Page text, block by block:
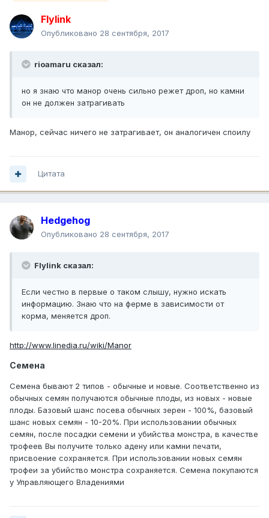
Flylink
Опубликовано 28 сентября, 2017
rioamaru сказал:
но я знаю что манор очень сильно режет дроп, но камни
он не должен затрагивать
Манор, сейчас ничего не затрагивает, он аналогичен споилу
Цитата
Hedgehog
Опубликовано 28 сентября, 2017
Flylink сказал:
Если честно в первые о таком слышу, нужно искать
информацию. Знаю что на ферме в зависимости от
корма, меняется дроп.
http://www.linedia.ru/wiki/Manor
Семена
Семена бывают 2 типов - обычные и новые. Соответственно из
обычных семян получаются обычные плоды, из новых - новые
плоды. Базовый шанс посева обычных зерен - 100%, базовый
шанс новых семян - 10-20%. При использовании обычных
семян, после посадки семени и убийства монстра, в качестве
трофеев Вы получите только адену или камни печати,
присвоение сохраняется. При использовании новых семян
трофеи за убийство монстра сохраняется. Семена покупаются
у Управляющего Владениями